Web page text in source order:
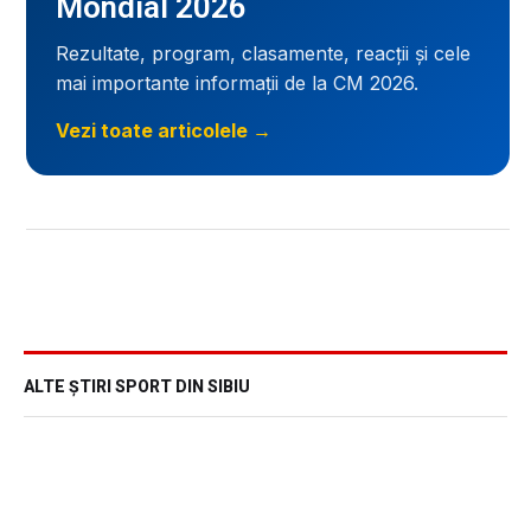
Rezultate, program, clasamente, reacții și cele
mai importante informații de la CM 2026.
Vezi toate articolele →
ALTE ȘTIRI SPORT DIN SIBIU